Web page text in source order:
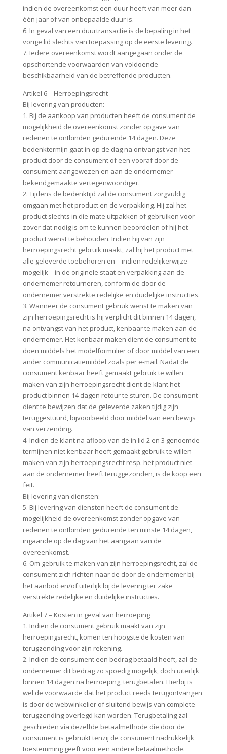
indien de overeenkomst een duur heeft van meer dan
één jaar of van onbepaalde duur is.
6. In geval van een duurtransactie is de bepaling in het
vorige lid slechts van toepassing op de eerste levering.
7. Iedere overeenkomst wordt aangegaan onder de
opschortende voorwaarden van voldoende
beschikbaarheid van de betreffende producten.
Artikel 6 – Herroepingsrecht
Bij levering van producten:
1. Bij de aankoop van producten heeft de consument de
mogelijkheid de overeenkomst zonder opgave van
redenen te ontbinden gedurende 14 dagen. Deze
bedenktermijn gaat in op de dag na ontvangst van het
product door de consument of een vooraf door de
consument aangewezen en aan de ondernemer
bekendgemaakte vertegenwoordiger.
2. Tijdens de bedenktijd zal de consument zorgvuldig
omgaan met het product en de verpakking. Hij zal het
product slechts in die mate uitpakken of gebruiken voor
zover dat nodig is om te kunnen beoordelen of hij het
product wenst te behouden. Indien hij van zijn
herroepingsrecht gebruik maakt, zal hij het product met
alle geleverde toebehoren en – indien redelijkerwijze
mogelijk – in de originele staat en verpakking aan de
ondernemer retourneren, conform de door de
ondernemer verstrekte redelijke en duidelijke instructies.
3. Wanneer de consument gebruik wenst te maken van
zijn herroepingsrecht is hij verplicht dit binnen 14 dagen,
na ontvangst van het product, kenbaar te maken aan de
ondernemer. Het kenbaar maken dient de consument te
doen middels het modelformulier of door middel van een
ander communicatiemiddel zoals per e-mail. Nadat de
consument kenbaar heeft gemaakt gebruik te willen
maken van zijn herroepingsrecht dient de klant het
product binnen 14 dagen retour te sturen. De consument
dient te bewijzen dat de geleverde zaken tijdig zijn
teruggestuurd, bijvoorbeeld door middel van een bewijs
van verzending.
4. Indien de klant na afloop van de in lid 2 en 3 genoemde
termijnen niet kenbaar heeft gemaakt gebruik te willen
maken van zijn herroepingsrecht resp. het product niet
aan de ondernemer heeft teruggezonden, is de koop een
feit.
Bij levering van diensten:
5. Bij levering van diensten heeft de consument de
mogelijkheid de overeenkomst zonder opgave van
redenen te ontbinden gedurende ten minste 14 dagen,
ingaande op de dag van het aangaan van de
overeenkomst.
6. Om gebruik te maken van zijn herroepingsrecht, zal de
consument zich richten naar de door de ondernemer bij
het aanbod en/of uiterlijk bij de levering ter zake
verstrekte redelijke en duidelijke instructies.
Artikel 7 – Kosten in geval van herroeping
1. Indien de consument gebruik maakt van zijn
herroepingsrecht, komen ten hoogste de kosten van
terugzending voor zijn rekening.
2. Indien de consument een bedrag betaald heeft, zal de
ondernemer dit bedrag zo spoedig mogelijk, doch uiterlijk
binnen 14 dagen na herroeping, terugbetalen. Hierbij is
wel de voorwaarde dat het product reeds terugontvangen
is door de webwinkelier of sluitend bewijs van complete
terugzending overlegd kan worden. Terugbetaling zal
geschieden via dezelfde betaalmethode die door de
consument is gebruikt tenzij de consument nadrukkelijk
toestemming geeft voor een andere betaalmethode.